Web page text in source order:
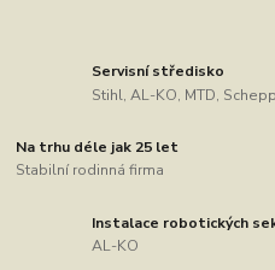
Servisní středisko
Stihl, AL-KO, MTD,
Na trhu déle jak 25 let
Stabilní rodinná firma
Instalace robotických
AL-KO